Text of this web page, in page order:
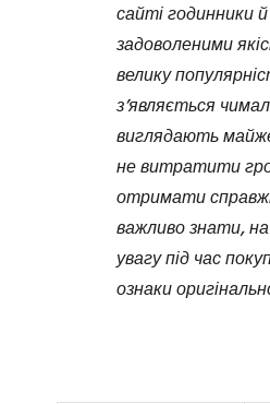
сайті годинники
задоволеними
велику
з’являється
виглядають
не витратити
отримати
важливо знати,
увагу під час
ознаки